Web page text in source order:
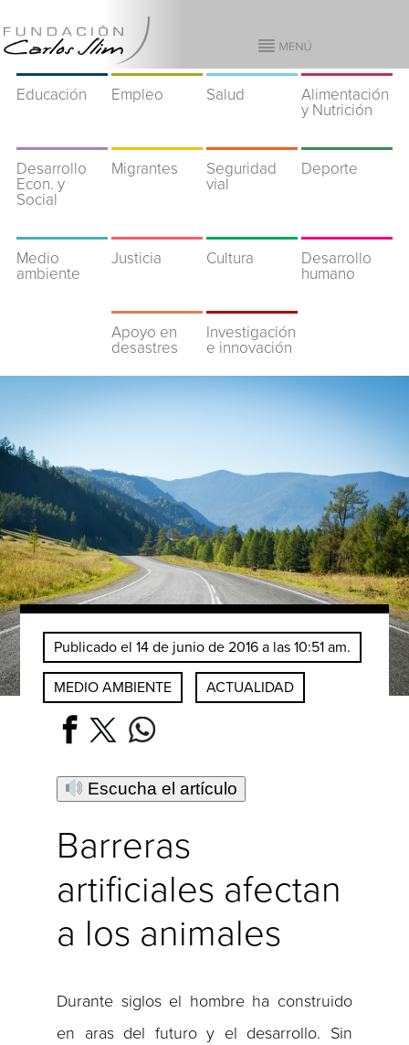
Educación Empleo Salud
Alimentación
y Nutrición
Desarrollo
Econ. y
Social
Migrantes
Seguridad
vial
Deporte
Medio
ambiente
Justicia Cultura
Desarrollo
humano
Apoyo en
desastres
Investigación
e innovación
Publicado el 14 de junio de 2016 a las 10:51 am.
MEDIO AMBIENTE ACTUALIDAD
Escucha el artículo
Barreras
artificiales afectan
a los animales
Durante siglos el hombre ha construido
en aras del futuro y el desarrollo. Sin